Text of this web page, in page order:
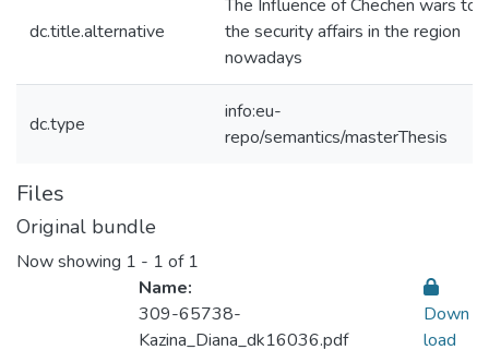
dc.title.alternative
The Influence of Chechen wars to
the security affairs in the region
nowadays
dc.type
info:eu-
repo/semantics/masterThesis
Files
Original bundle
Now showing 1 - 1 of 1
Name:
309-65738-
Kazina_Diana_dk16036.pdf
Down
load